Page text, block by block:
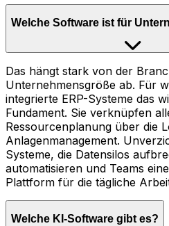
Welche Software ist für
Das hängt stark von der
Unternehmensgröße ab. Für
integrierte ERP-Systeme das
Fundament. Sie verknüpfen
Ressourcenplanung über die
Anlagenmanagement.
Systeme, die Datensilos
automatisieren und Teams
Plattform für die tägliche
Welche KI-Software gibt es?